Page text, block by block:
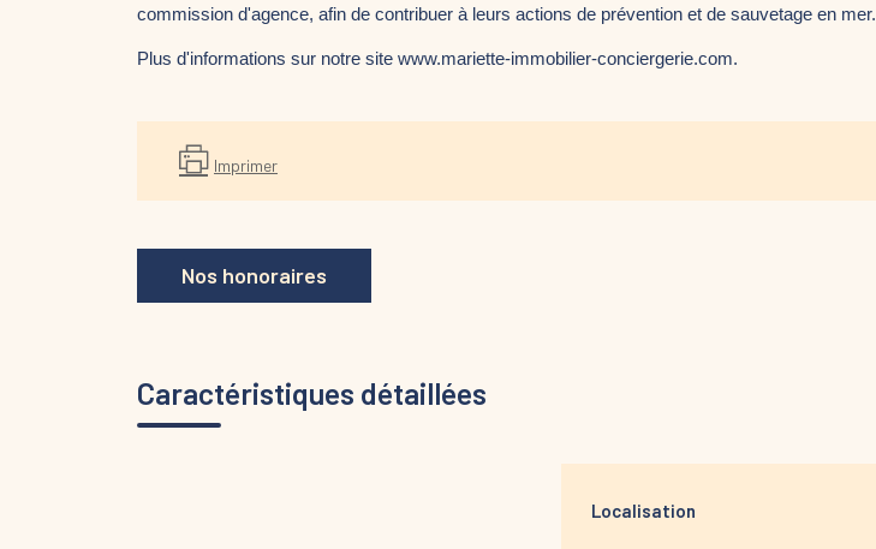
commission d'agence, afin de contribuer à leurs actions de prévention et de sauvetage en mer.
Plus d'informations sur notre site www.mariette-immobilier-conciergerie.com.
Imprimer
Nos honoraires
Caractéristiques détaillées
Localisation